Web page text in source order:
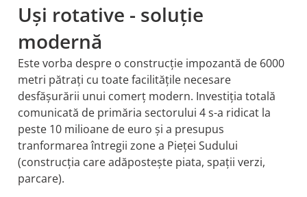
Uși rotative - soluție
modernă
Este vorba despre o construcție impozantă de 6000
metri pătrați cu toate facilitățile necesare
desfășurării unui comerț modern. Investiția totală
comunicată de primăria sectorului 4 s-a ridicat la
peste 10 milioane de euro și a presupus
tranformarea întregii zone a Pieței Sudului
(construcția care adăpostește piata, spații verzi,
parcare).